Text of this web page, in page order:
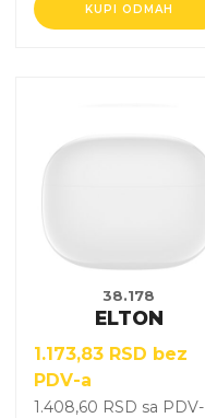
KUPI ODMAH
38.178
ELTON
1.173,83 RSD bez
PDV-a
1.408,60 RSD sa PDV-
proizvod
ima
Opcije
mogu
izabrane
na
stranici
proizvoda.